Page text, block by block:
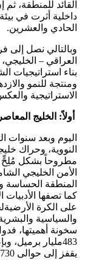
القائد للمنطقة، ثم
داخلية أثرت في
الحادي والعشرين.
وبالتالي نصل إلى
العراقي –
بناء استراتيجيات
ومنتجة للنمو
الاستراتيجية
أولاً: الخليج المعاصر
اليوم وبعد سنوات
النووية، وحراك
مطروحاً بشكل مُلِحٍّ
الأمن الخليجي
المنطقة الحساسة
كما تصفها
على الكرة
والسياسية
سخونة أهميتها،
483مليار
يقفز إلى حوالى 730 ملياربرميل.